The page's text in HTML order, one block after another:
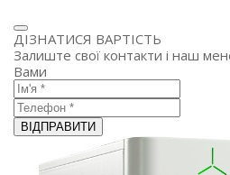
ДІЗНАТИСЯ ВАРТІСТЬ
Залиште свої контакти і наш
Вами
ВІДПРАВИТИ